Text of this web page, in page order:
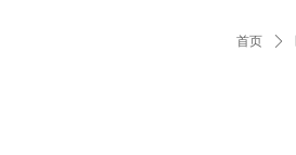
首页 ꄲ